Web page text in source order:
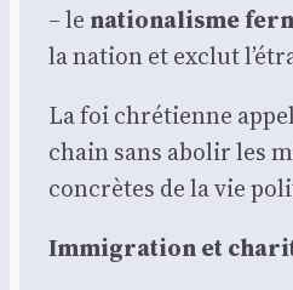
– le natio­na­lisme
la nation et exclut
La foi chré­tienne
chain sans abo­lir les
concrètes de la vie
Immi­gra­tion et